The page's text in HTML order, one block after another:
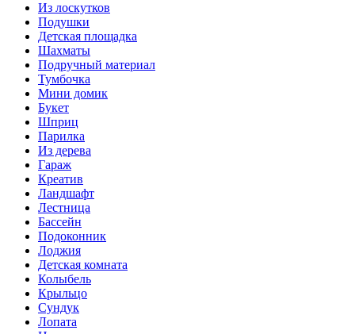
Из лоскутков
Подушки
Детская площадка
Шахматы
Подручный материал
Тумбочка
Мини домик
Букет
Шприц
Парилка
Из дерева
Гараж
Креатив
Ландшафт
Лестница
Бассейн
Подоконник
Лоджия
Детская комната
Колыбель
Крыльцо
Сундук
Лопата